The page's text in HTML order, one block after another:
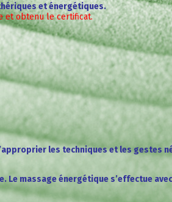
et énergétiques.
et obtenu le certificat.
les techniques et les gestes
massage énergétique s’effectue